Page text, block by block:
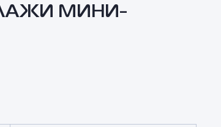
МИНИ-